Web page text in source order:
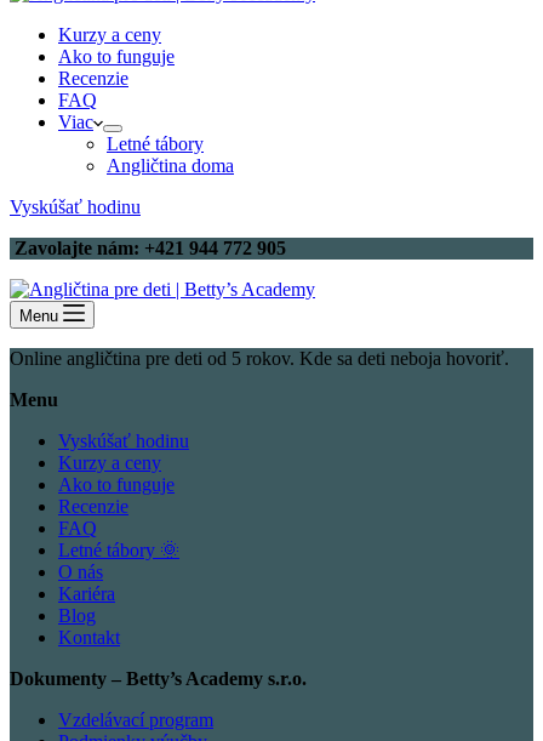
Kurzy a ceny
Ako to funguje
Recenzie
FAQ
Viac
Letné tábory
Angličtina doma
Vyskúšať hodinu
Zavolajte nám: +421 944 772 905
Menu
Online angličtina pre deti od 5 rokov. Kde sa deti neboja hovoriť.
Menu
Vyskúšať hodinu
Kurzy a ceny
Ako to funguje
Recenzie
FAQ
Letné tábory 🌞
O nás
Kariéra
Blog
Kontakt
Dokumenty – Betty’s Academy s.r.o.
Vzdelávací program